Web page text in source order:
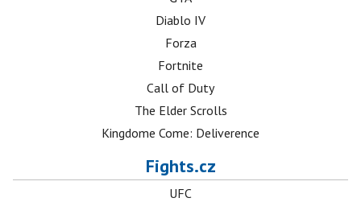
Diablo IV
Forza
Fortnite
Call of Duty
The Elder Scrolls
Kingdome Come: Deliverence
Fights.cz
UFC